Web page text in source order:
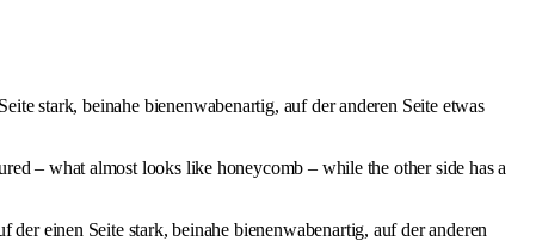
stark, beinahe bienenwabenartig, auf der anderen Seite etwas
– what almost looks like honeycomb – while the other side has a
einen Seite stark, beinahe bienenwabenartig, auf der anderen